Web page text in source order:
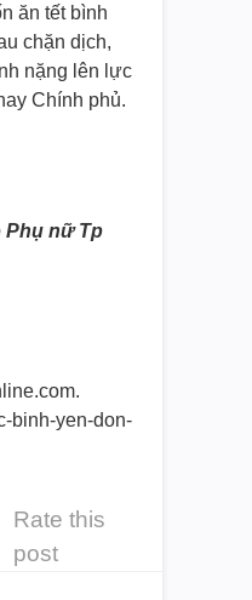
ăn tết bình
chặn dịch,
nặng lên lực
Chính phủ.
Phụ nữ Tp
binh-yen-don-
Rate this
post